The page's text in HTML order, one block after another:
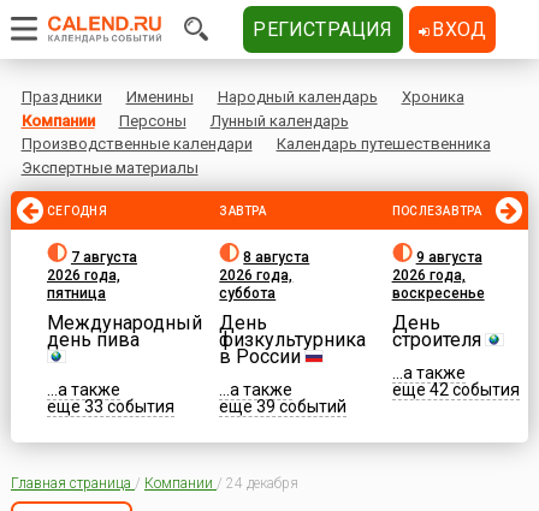
Праздники Именины Народный календарь
Хроника
Компании
Персоны
Лунный календарь
Производственные календари
Календарь путешественника
Экспертные материалы
СЕГОДНЯ
7 августа
2026 года,
пятница
Международный
день пива
...а также
еще 33 события
ЗАВТРА
8 августа
2026 года,
суббота
День
физкультурника
в России
...а также
еще 39 событий
ПОСЛЕЗАВТРА
9 августа
2026 года,
воскресенье
День
строителя
...а также
еще 42 события
Главная страница / Компании / 24 декабря
РЕГИСТРАЦИЯ ВХОД